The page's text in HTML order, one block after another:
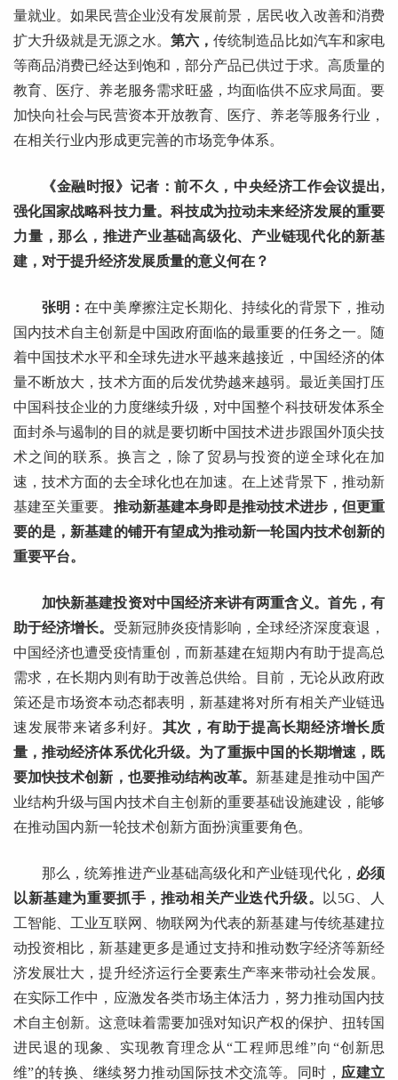
量就业。如果民营企业没有发展前景，居民收入改善和消费
扩大升级就是无源之水。 第六，传统制造品比如汽车和家电
等商品消费已经达到饱和，部分产品已供过于求。高质量的
教育、医疗、养老服务需求旺盛，均面临供不应求局面。要
加快向社会与民营资本开放教育、医疗、养老等服务行业，
在相关行业内形成更完善的市场竞争体系。
《金融时报》记者：前不久，中央经济工作会议提出,
强化国家战略科技力量。科技成为拉动未来经济发展的重要
力量，那么，推进产业基础高级化、产业链现代化的新基
建，对于提升经济发展质量的意义何在？
张明：在中美摩擦注定长期化、持续化的背景下，推动
国内技术自主创新是中国政府面临的最重要的任务之一。随
着中国技术水平和全球先进水平越来越接近，中国经济的体
量不断放大，技术方面的后发优势越来越弱。最近美国打压
中国科技企业的力度继续升级，对中国整个科技研发体系全
面封杀与遏制的目的就是要切断中国技术进步跟国外顶尖技
术之间的联系。换言之，除了贸易与投资的逆全球化在加
速，技术方面的去全球化也在加速。在上述背景下，推动新
基建至关重要。 推动新基建本身即是推动技术进步，但更重
要的是，新基建的铺开有望成为推动新一轮国内技术创新的
重要平台。
加快新基建投资对中国经济来讲有两重含义。首先，有
助于经济增长。 受新冠肺炎疫情影响，全球经济深度衰退，
中国经济也遭受疫情重创，而新基建在短期内有助于提高总
需求，在长期内则有助于改善总供给。目前，无论从政府政
策还是市场资本动态都表明，新基建将对所有相关产业链迅
速发展带来诸多利好。 其次，有助于提高长期经济增长质
量，推动经济体系优化升级。为了重振中国的长期增速，既
要加快技术创新，也要推动结构改革。 新基建是推动中国产
业结构升级与国内技术自主创新的重要基础设施建设，能够
在推动国内新一轮技术创新方面扮演重要角色。
那么，统筹推进产业基础高级化和产业链现代化， 必须
以新基建为重要抓手，推动相关产业迭代升级。
以5G、人
工智能、工业互联网、物联网为代表的新基建与传统基建拉
动投资相比，新基建更多是通过支持和推动数字经济等新经
济发展壮大，提升经济运行全要素生产率来带动社会发展。
在实际工作中，应激发各类市场主体活力，努力推动国内技
术自主创新。这意味着需要加强对知识产权的保护、扭转国
进民退的现象、实现教育理念从“工程师思维”向“创新思
维”的转换、继续努力推动国际技术交流等。同时， 应建立